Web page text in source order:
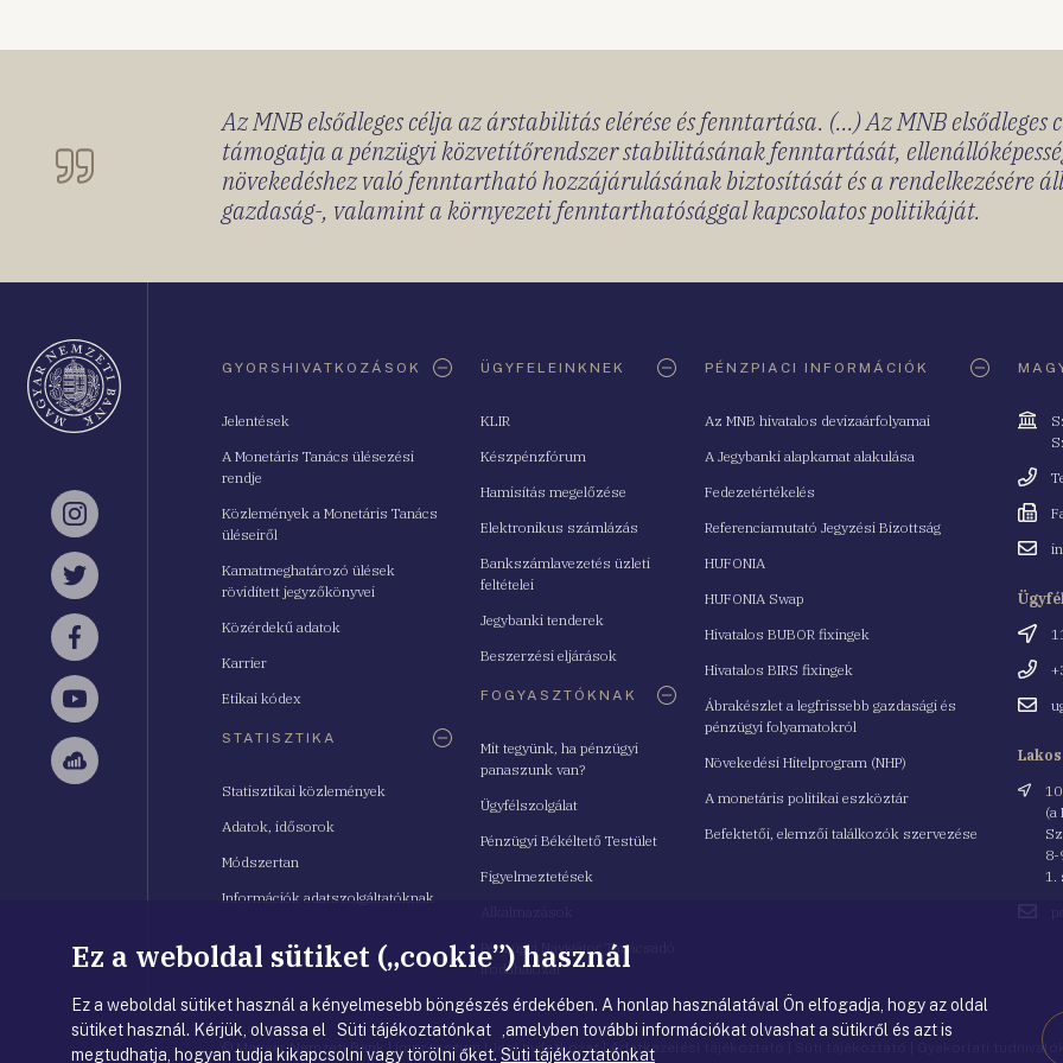
Az MNB elsődleges célja az árstabilitás elérése és fenntartása. (...) Az MNB elsődleges
támogatja a pénzügyi közvetítőrendszer stabilitásának fenntartását,
növekedéshez való fenntartható hozzájárulásának biztosítását és a rendelkezésére
gazdaság-, valamint a környezeti fenntarthatósággal kapcsolatos politikáját.
Instagram
Twitter
Facebook
YouTube
Sellsy
GYORSHIVATKOZÁSOK
Jelentések
A Monetáris Tanács ülésezési
rendje
Közlemények a Monetáris Tanács
üléseiről
Kamatmeghatározó ülések
rövidített jegyzőkönyvei
Közérdekű adatok
Karrier
Etikai kódex
STATISZTIKA
Statisztikai közlemények
Adatok, idősorok
Módszertan
Információk adatszolgáltatóknak
ÜGYFELEINKNEK
KLIR
Készpénzfórum
Hamisítás megelőzése
Elektronikus számlázás
Bankszámlavezetés üzleti
feltételei
Jegybanki tenderek
Beszerzési eljárások
FOGYASZTÓKNAK
Mit tegyünk, ha pénzügyi
panaszunk van?
Ügyfélszolgálat
Pénzügyi Békéltető Testület
Figyelmeztetések
Pénzügyi Navigátor Tanácsadó
Irodahálózat
PÉNZPIACI INFORMÁCIÓK
Az MNB hivatalos devizaárfolyamai
A Jegybanki alapkamat alakulása
Fedezetértékelés
Referenciamutató Jegyzési Bizottság
HUFONIA
HUFONIA Swap
Hivatalos BUBOR fixingek
Hivatalos BIRS fixingek
Ábrakészlet a legfrissebb gazdasági és
pénzügyi folyamatokról
Növekedési Hitelprogram (NHP)
A monetáris politikai eszköztár
Befektetői, elemzői találkozók szervezése
Cím
Fax
Email
Cím
Email
Cím
(a
8-
1.
© Magyar Nemzeti Bank |Impresszum |Jogi nyilatkozat|Adatkezelési tájékoztató Gyakorlati
Ez a weboldal sütiket („cookie”) használ
Ez a weboldal sütiket használ a kényelmesebb böngészés érdekében. A honlap használatával Ön elfogadja, hogy az oldal
sütiket használ. Kérjük, olvassa el Süti tájékoztatónkat ,amelyben további információkat olvashat a sütikről és azt is
megtudhatja, hogyan tudja kikapcsolni vagy törölni őket. Süti tájékoztatónkat